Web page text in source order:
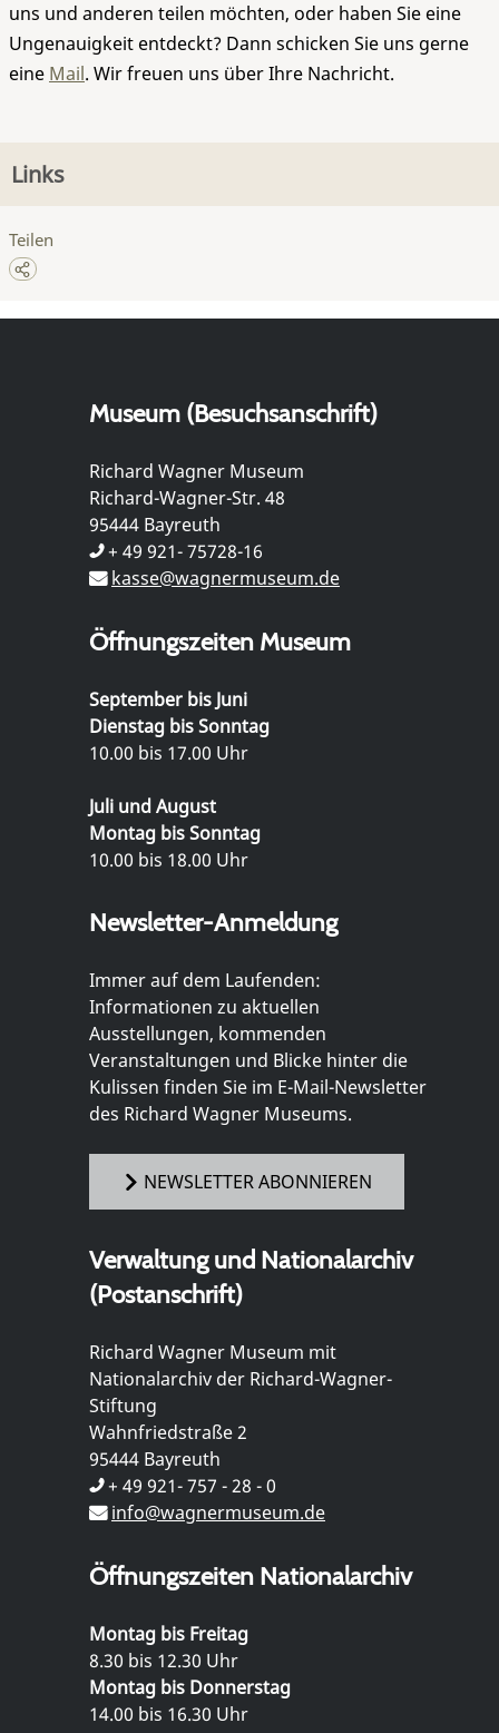
uns und anderen teilen möchten, oder haben Sie eine
Ungenauigkeit entdeckt? Dann schicken Sie uns gerne
eine Mail. Wir freuen uns über Ihre Nachricht.
Links
Teilen
Museum (Besuchsanschrift)
Richard Wagner Museum
Richard-Wagner-Str. 48
95444 Bayreuth
+ 49 921- 75728-16
kasse@wagnermuseum.de
Öffnungszeiten Museum
September bis Juni
Dienstag bis Sonntag
10.00 bis 17.00 Uhr
Juli und August
Montag bis Sonntag
10.00 bis 18.00 Uhr
Newsletter-Anmeldung
Immer auf dem Laufenden:
Informationen zu aktuellen
Ausstellungen, kommenden
Veranstaltungen und Blicke hinter die
Kulissen finden Sie im E-Mail-Newsletter
des Richard Wagner Museums.
NEWSLETTER ABONNIEREN
Verwaltung und Nationalarchiv
(Postanschrift)
Richard Wagner Museum mit
Nationalarchiv der Richard-Wagner-
Stiftung
Wahnfriedstraße 2
95444 Bayreuth
+ 49 921- 757 - 28 - 0
info@wagnermuseum.de
Öffnungszeiten Nationalarchiv
Montag bis Freitag
8.30 bis 12.30 Uhr
Montag bis Donnerstag
14.00 bis 16.30 Uhr